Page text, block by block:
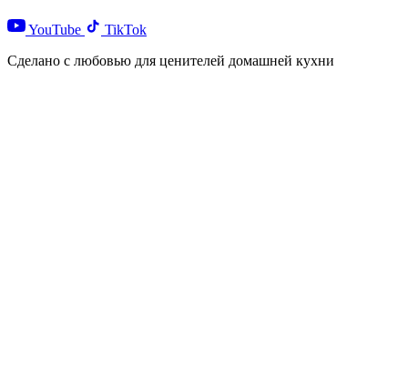
YouTube
TikTok
Сделано с любовью для ценителей домашней кухни